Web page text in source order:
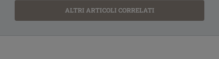
ALTRI ARTICOLI CORRELATI